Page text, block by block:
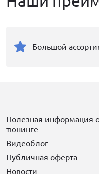
Большой
Полезная информация
тюнинге
Видеоблог
Публичная оферта
Новости